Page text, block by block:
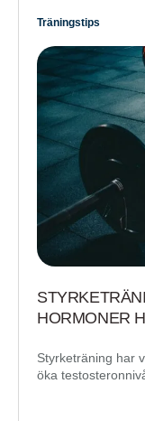
Träningstips
HORMONER
Styrketräning har
öka